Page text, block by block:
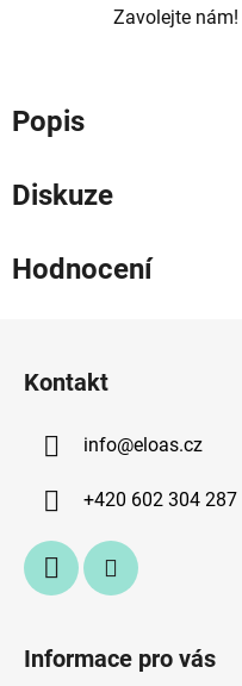
Zavolejte nám!
Popis
Diskuze
Hodnocení
Kontakt
info@eloas.cz
+420 602 304 287
Informace pro vás